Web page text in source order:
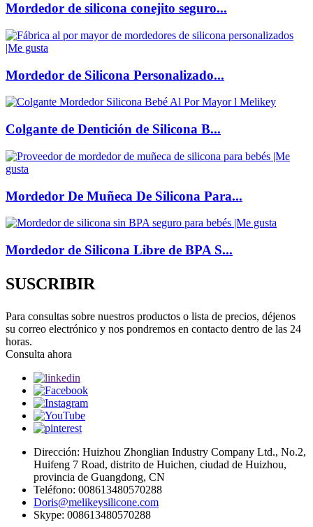
Mordedor de silicona conejito seguro...
Mordedor de Silicona Personalizado...
Colgante de Dentición de Silicona B...
Mordedor De Muñeca De Silicona Para...
Mordedor de Silicona Libre de BPA S...
SUSCRIBIR
Para consultas sobre nuestros productos o lista de precios, déjenos
su correo electrónico y nos pondremos en contacto dentro de las 24
horas.
Consulta ahora
Dirección: Huizhou Zhonglian Industry Company Ltd., No.2,
Huifeng 7 Road, distrito de Huichen, ciudad de Huizhou,
provincia de Guangdong, CN
Teléfono: 008613480570288
Doris@melikeysilicone.com
Skype: 008613480570288